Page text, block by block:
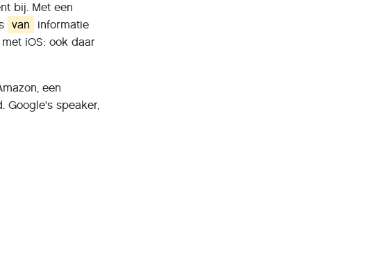
bij. Met een
van
informatie
iOS: ook daar
een
Google's speaker,